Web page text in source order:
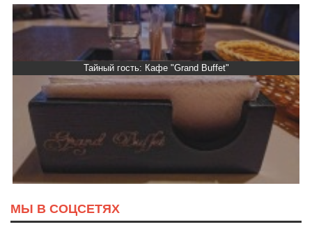
Тайный гость: Кафе "Grand Buffet"
МЫ В СОЦСЕТЯХ